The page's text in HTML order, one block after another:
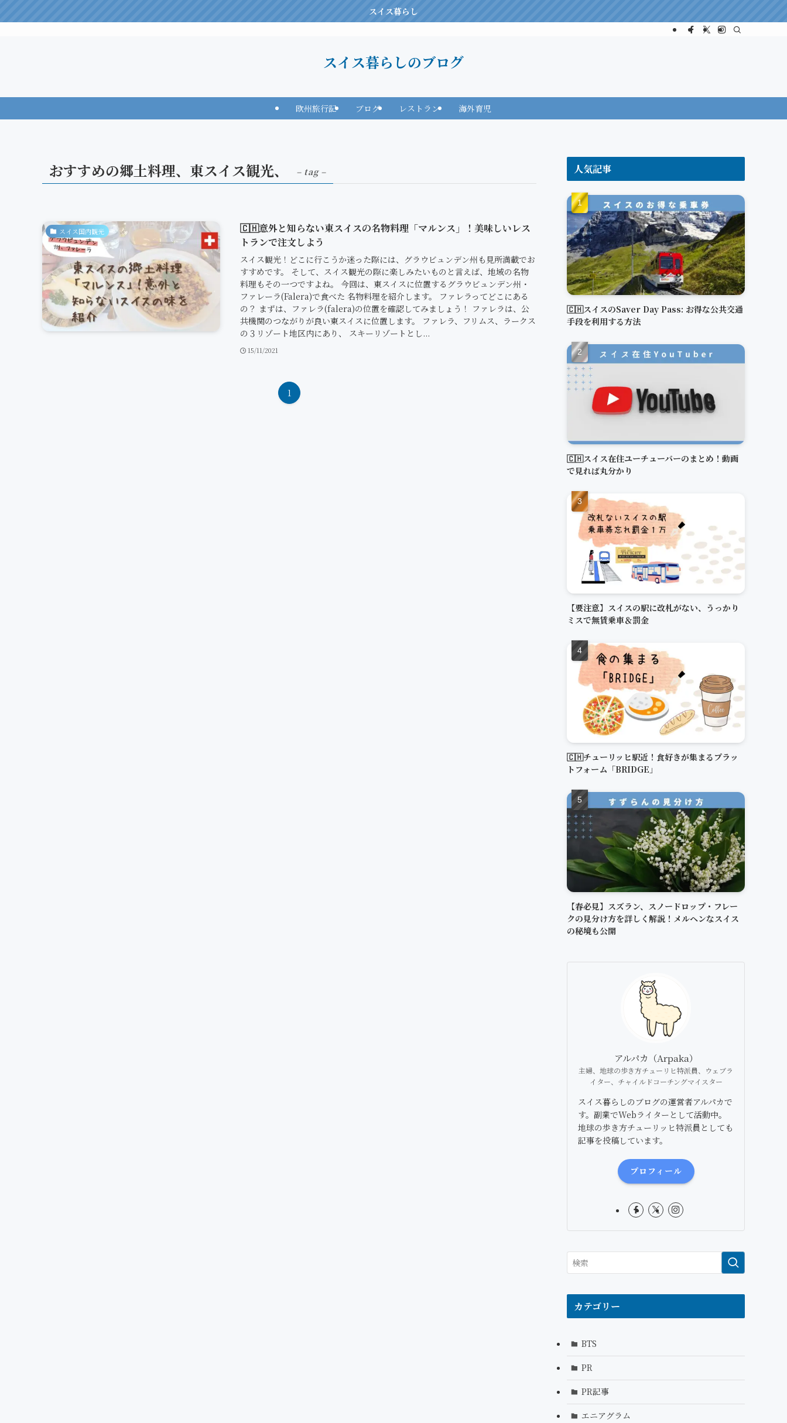
スイス暮らし
スイス暮らしのブログ
欧州旅行記 ブログ レストラン 海外育児
おすすめの郷土料理、東スイス観光、 – tag –
スイス国内観光
🇨🇭意外と知らない東スイスの名物料理「マルンス」！美味しいレス
トランで注文しよう
スイス観光！どこに行こうか迷った際には、グラウビュンデン州も見所満載でお
すすめです。 そして、スイス観光の際に楽しみたいものと言えば、地域の名物
料理もその一つですよね。 今回は、東スイスに位置するグラウビュンデン州・
ファレーラ(Falera)で食べた 名物料理を紹介します。 ファレラってどこにある
の？ まずは、ファレラ(falera)の位置を確認してみましょう！ ファレラは、公
共機関のつながりが良い東スイスに位置します。 ファレラ、フリムス、ラークス
の３リゾート地区内にあり、 スキーリゾートとし...
15/11/2021
1
人気記事
🇨🇭スイスのSaver Day Pass: お得な公共交通
手段を利用する方法
🇨🇭スイス在住ユーチューバーのまとめ！動画
で見れば丸分かり
【要注意】スイスの駅に改札がない、うっかり
ミスで無賃乗車＆罰金
🇨🇭チューリッヒ駅近！食好きが集まるプラッ
トフォーム「BRIDGE」
【春必見】スズラン、スノードロップ・フレー
クの見分け方を詳しく解説！メルヘンなスイス
の秘境も公開
アルパカ（Arpaka）
主婦、地球の歩き方チューリヒ特派員、ウェブラ
イター、チャイルドコーチングマイスター
スイス暮らしのブログの運営者アルパカで
す。副業でWebライターとして活動中。
地球の歩き方チューリッヒ特派員としても
記事を投稿しています。
プロフィール
カテゴリー
BTS
PR
PR記事
エニアグラム